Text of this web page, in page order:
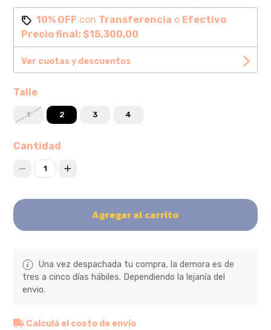
10% OFF con Transferencia o Efectivo
Precio final:$15.300,00
Ver cuotas y descuentos
Talle
1 2 3 4
Cantidad
1
Agregar al carrito
Una vez despachada tu compra, la demora es de
tres a cinco días hábiles. Dependiendo la lejanía del
envio.
Calculá el costo de envío